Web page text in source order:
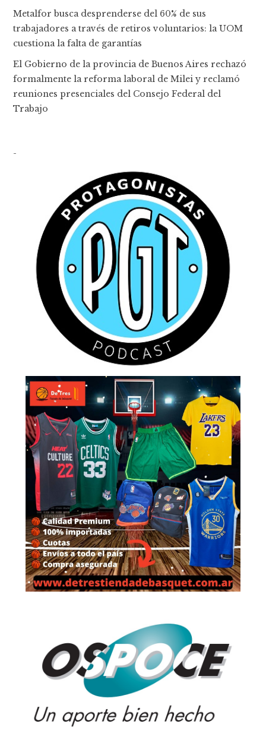
Metalfor busca desprenderse del 60% de sus
trabajadores a través de retiros voluntarios: la UOM
cuestiona la falta de garantías
El Gobierno de la provincia de Buenos Aires rechazó
formalmente la reforma laboral de Milei y reclamó
reuniones presenciales del Consejo Federal del
Trabajo
-